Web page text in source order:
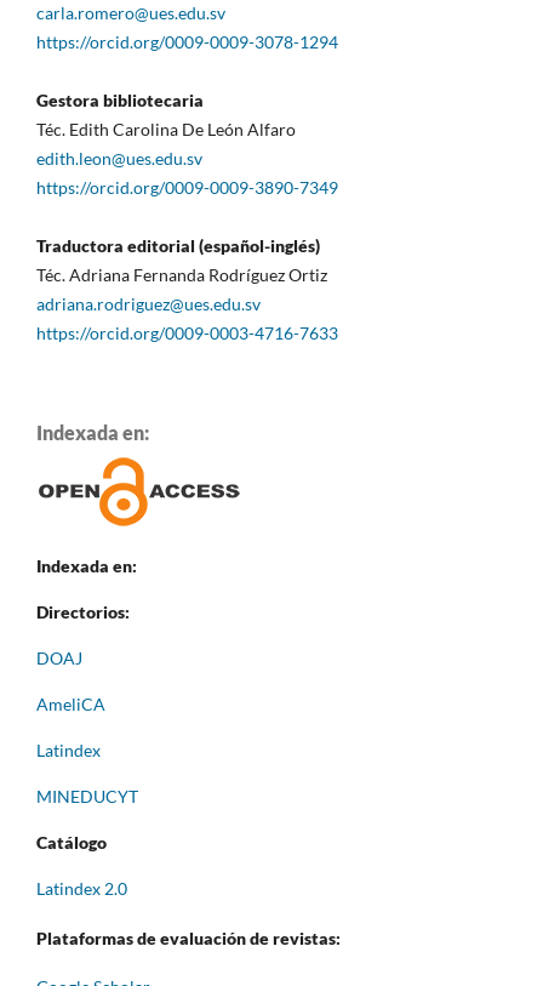
carla.romero@ues.edu.sv
https://orcid.org/0009-0009-3078-1294
Gestora bibliotecaria
Téc. Edith Carolina De León Alfaro
edith.leon@ues.edu.sv
https://orcid.org/0009-0009-3890-7349
Traductora editorial (español-inglés)
Téc. Adriana Fernanda Rodríguez Ortiz
adriana.rodriguez@ues.edu.sv
https://orcid.org/0009-0003-4716-7633
Indexada en:
Indexada en:
Directorios:
DOAJ
AmeliCA
Latindex
MINEDUCYT
Catálogo
Latindex 2.0
Plataformas de evaluación de revistas: